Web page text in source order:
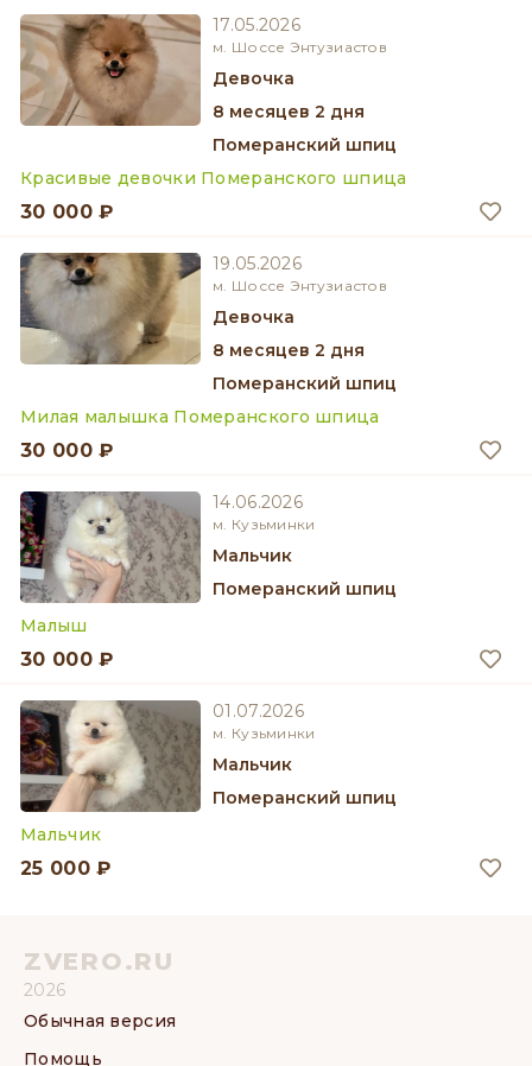
17.05.2026
м. Шоссе Энтузиастов
девочка
8 месяцев 2 дня
Померанский шпиц
Красивые девочки Померанского шпица
30 000 ₽
19.05.2026
м. Шоссе Энтузиастов
девочка
8 месяцев 2 дня
Померанский шпиц
Милая малышка Померанского шпица
30 000 ₽
14.06.2026
м. Кузьминки
мальчик
Померанский шпиц
Малыш
30 000 ₽
01.07.2026
м. Кузьминки
мальчик
Померанский шпиц
Мальчик
25 000 ₽
ZVERO.RU
2026
Обычная версия
Помощь